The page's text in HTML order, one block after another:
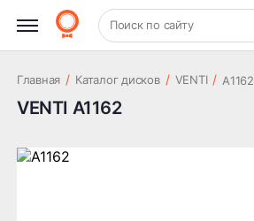
+7 (831) 261-35-35 Шиномонтаж
Поиск по сайту
Главная / Каталог дисков / VENTI / А1162
VENTI А1162